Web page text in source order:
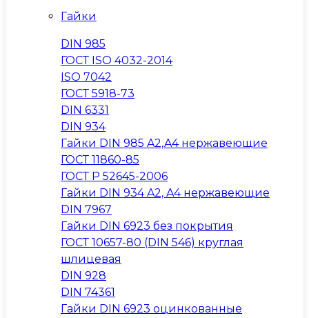
Гайки
DIN 985
ГОСТ ISO 4032-2014
ISO 7042
ГОСТ 5918-73
DIN 6331
DIN 934
Гайки DIN 985 A2,A4 нержавеющие
ГОСТ 11860-85
ГОСТ Р 52645-2006
Гайки DIN 934 A2, A4 нержавеющие
DIN 7967
Гайки DIN 6923 без покрытия
ГОСТ 10657-80 (DIN 546) круглая
шлицевая
DIN 928
DIN 74361
Гайки DIN 6923 оцинкованные